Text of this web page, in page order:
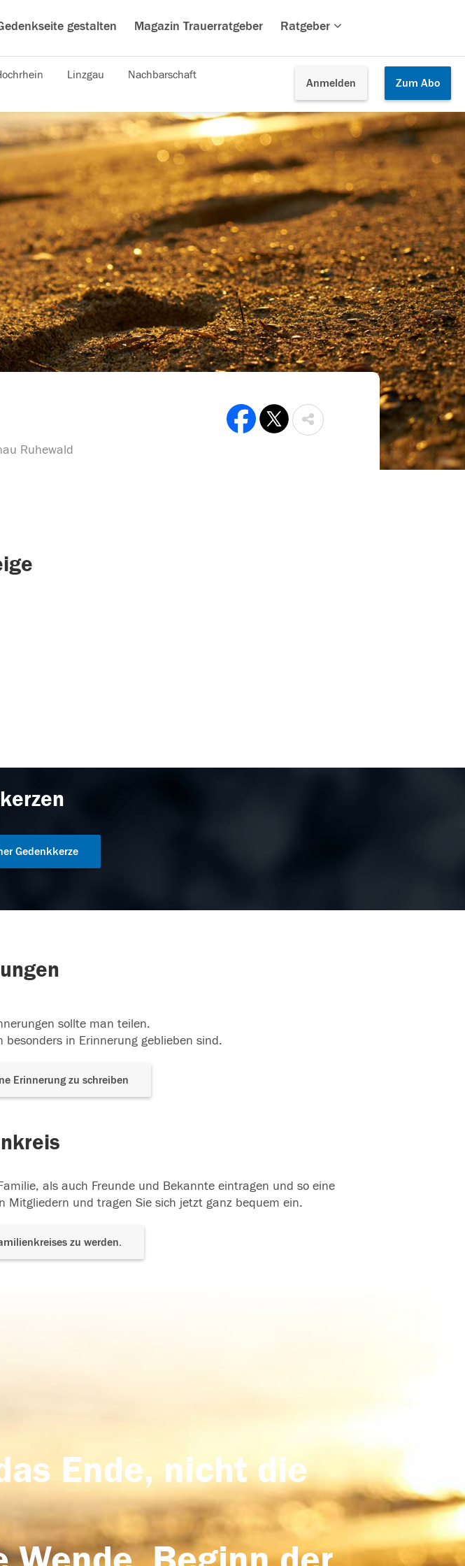
gestalten Magazin Trauerratgeber Ratgeber
Anmelden Zum Abo
Linzgau Nachbarschaft
Ruhewald
Gedenkkerze
sollte man teilen.
besonders in Erinnerung geblieben sind.
Erinnerung zu schreiben
als auch Freunde und Bekannte eintragen und so eine
Mitgliedern und tragen Sie sich jetzt ganz bequem ein.
zu werden.
Ende, nicht die